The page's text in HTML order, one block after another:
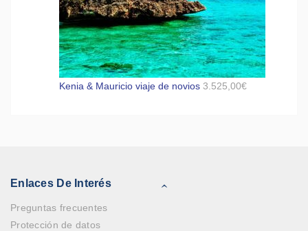
Kenia & Mauricio viaje de novios 3.525,00€
Enlaces De Interés
Preguntas frecuentes
Protección de datos